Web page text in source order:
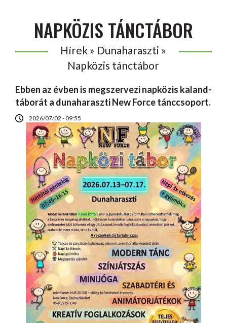
NAPKÖZIS TÁNCTÁBOR
Hírek » Dunaharaszti »
Napközis tánctábor
Ebben az évben is megszervezi napközis kaland-
táborát a dunaharaszti New Force tánccsoport.
2026/07/02 - 09:55